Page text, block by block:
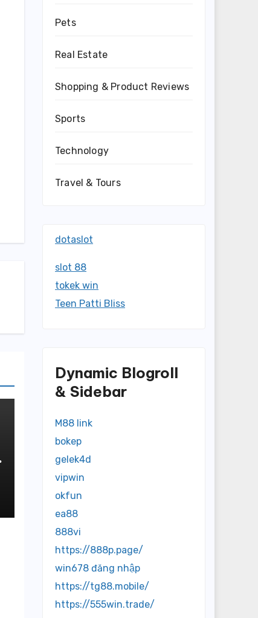
Pets
Real Estate
Shopping & Product Reviews
Sports
Technology
Travel & Tours
dotaslot
slot 88
tokek win
Teen Patti Bliss
Dynamic Blogroll
& Sidebar
M88 link
bokep
gelek4d
vipwin
okfun
ea88
888vi
https://888p.page/
win678 đăng nhập
https://tg88.mobile/
https://555win.trade/